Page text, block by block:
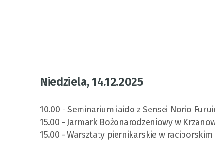
Niedziela, 14.12.2025
10.00 - Seminarium iaido z Sensei Norio
15.00 - Jarmark Bożonarodzeniowy w
15.00 - Warsztaty piernikarskie w raciborskim